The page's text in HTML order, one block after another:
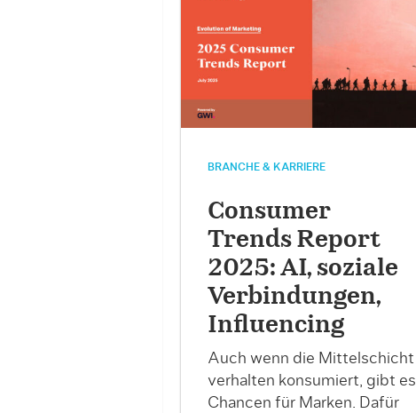
BRANCHE & KARRIERE
Consumer
Trends Report
2025: AI, soziale
Verbindungen,
Influencing
Auch wenn die Mittelschicht
verhalten konsumiert, gibt es
Chancen für Marken. Dafür